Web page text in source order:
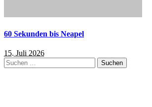
60 Sekunden bis Neapel
15. Juli 2026
Suchen
nach: